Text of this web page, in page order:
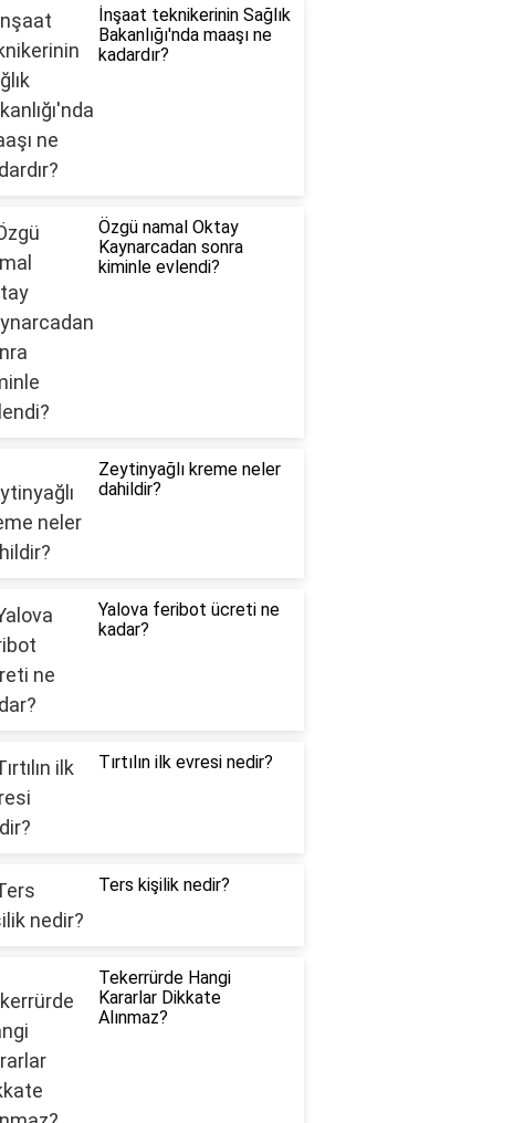
İnşaat teknikerinin Sağlık
Bakanlığı'nda maaşı ne
kadardır?
Özgü namal Oktay
Kaynarcadan sonra
kiminle evlendi?
Zeytinyağlı kreme neler
dahildir?
Yalova feribot ücreti ne
kadar?
Tırtılın ilk evresi nedir?
Ters kişilik nedir?
Tekerrürde Hangi
Kararlar Dikkate
Alınmaz?